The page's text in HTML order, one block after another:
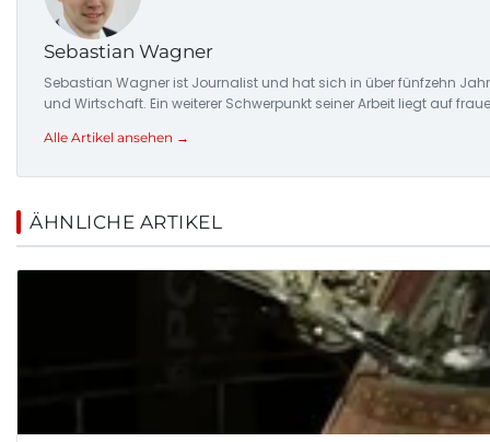
Sebastian Wagner
Sebastian Wagner ist Journalist und hat sich in über fünfzehn
und Wirtschaft. Ein weiterer Schwerpunkt seiner Arbeit liegt auf
Alle Artikel ansehen →
ÄHNLICHE ARTIKEL